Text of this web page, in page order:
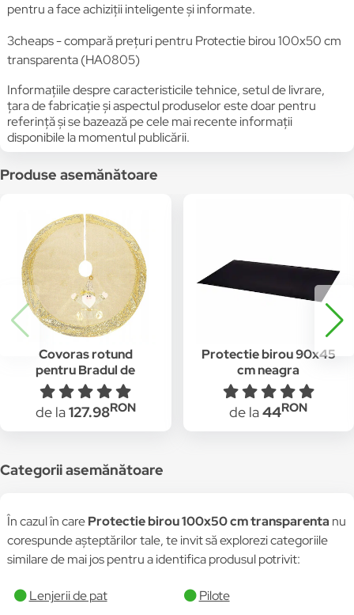
pentru a face achiziții inteligente și informate.
3cheaps - compară prețuri pentru Protectie birou 100x50 cm
transparenta (HA0805)
Informațiile despre caracteristicile tehnice, setul de livrare,
țara de fabricație și aspectul produselor este doar pentru
referință și se bazează pe cele mai recente informații
disponibile la momentul publicării.
Produse asemănătoare
Covoras rotund
pentru Bradul de
Craciun cu Paiete,
Prindere Velcro,
diametru 106, culoare
de la127.98RON
Protectie birou 90x45
cm neagra
de la44RON
Categorii asemănătoare
În cazul în careProtectie birou 100x50 cm transparenta nu
corespunde așteptărilor tale, te invit să explorezi categoriile
similare de mai jos pentru a identifica produsul potrivit:
Lenjerii de pat
Pilote